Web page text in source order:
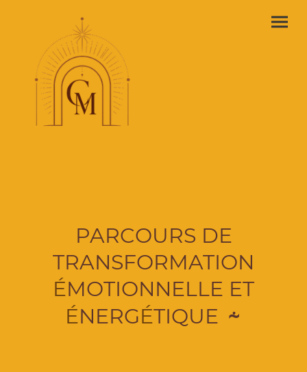
PARCOURS DE
TRANSFORMATION
ÉMOTIONNELLE ET
ÉNERGÉTIQUE ⸞